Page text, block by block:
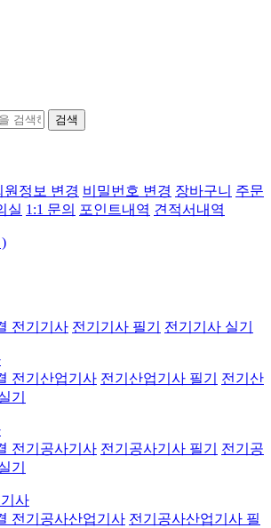
검색
원정보 변경 비밀번호 변경 장바구니 주문
실 1:1 문의 포인트내역 견적서내역
전기기사 전기기사 필기 전기기사 실기
전기산업기사 전기산업기사 필기
전기산
기
전기공사기사 전기공사기사 필기
전기공
기
사
전기공사산업기사 전기공사산업기사 필